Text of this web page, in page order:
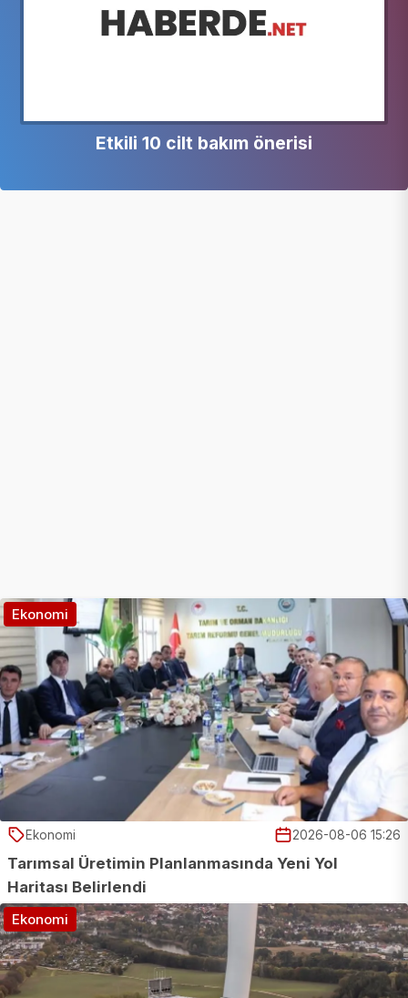
Etkili 10 cilt bakım önerisi
Ekonomi 2026-08-06 15:26
Tarımsal Üretimin Planlanmasında Yeni Yol
Haritası Belirlendi
Ekonomi
Ekonomi